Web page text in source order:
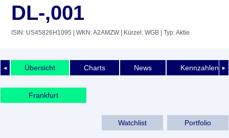
DL-,001
ISIN: US45826H1095 | WKN: A2AMZW| Kürzel: WGB | Typ: Aktie
◄ ►
Übersicht Charts News Kennzahlen
Frankfurt
Watchlist Portfolio